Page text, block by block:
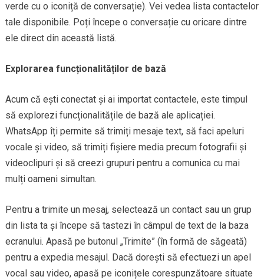
verde cu o iconiță de conversație). Vei vedea lista contactelor
tale disponibile. Poți începe o conversație cu oricare dintre
ele direct din această listă.
Explorarea funcționalităților de bază
Acum că ești conectat și ai importat contactele, este timpul
să explorezi funcționalitățile de bază ale aplicației.
WhatsApp îți permite să trimiți mesaje text, să faci apeluri
vocale și video, să trimiți fișiere media precum fotografii și
videoclipuri și să creezi grupuri pentru a comunica cu mai
mulți oameni simultan.
Pentru a trimite un mesaj, selectează un contact sau un grup
din lista ta și începe să tastezi în câmpul de text de la baza
ecranului. Apasă pe butonul „Trimite” (în formă de săgeată)
pentru a expedia mesajul. Dacă dorești să efectuezi un apel
vocal sau video, apasă pe iconițele corespunzătoare situate